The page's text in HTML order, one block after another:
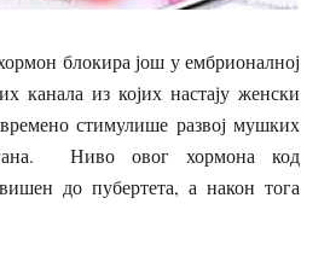
блокира још у ембрионалној
канала из којих настају женски
стимулише развој мушких
Ниво овог хормона код
до пубертета, а након тога